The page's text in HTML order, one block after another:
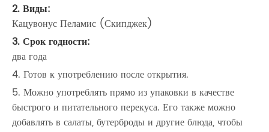
2. Виды:
Кацувонус Пеламис (Скипджек)
3. Срок годности:
два года
4. Готов к употреблению после открытия.
5. Можно употреблять прямо из упаковки в качестве
быстрого и питательного перекуса. Его также можно
добавлять в салаты, бутерброды и другие блюда, чтобы